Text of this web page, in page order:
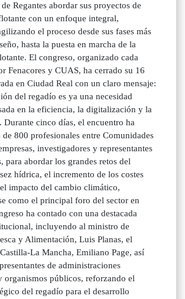
Regantes abordar sus proyectos de
con un enfoque integral,
el proceso desde sus fases más
hasta la puesta en marcha de la
El congreso, organizado cada
Fenacores y CUAS, ha cerrado su 16
en Ciudad Real con un claro mensaje:
del regadío es ya una necesidad
en la eficiencia, la digitalización y la
Durante cinco días, el encuentro ha
de 800 profesionales entre Comunidades
investigadores y representantes
para abordar los grandes retos del
hídrica, el incremento de los costes
impacto del cambio climático,
como el principal foro del sector en
ha contado con una destacada
incluyendo al ministro de
y Alimentación, Luis Planas, el
La Mancha, Emiliano Page, así
de administraciones
organismos públicos, reforzando el
del regadío para el desarrollo